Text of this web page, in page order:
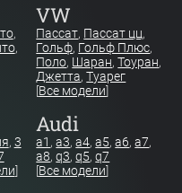
,
,
VW
Пассат, Пассат цц,
Гольф, Гольф Плюс,
Поло, Шаран,Тоуран,
Джетта,Туарег
[Все модели]
, 3
]
Audi
a1 ,a3,a4,a5,a6,a7,
a8,q3,q5,q7
[Все модели]